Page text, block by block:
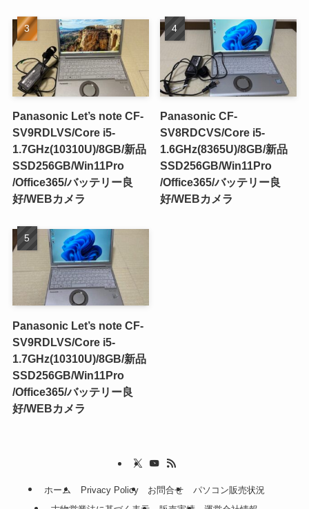
Panasonic Let’s note CF-
SV9RDLVS/Core i5-
1.7GHz(10310U)/8GB/新品
SSD256GB/Win11Pro
/Office365/バッテリー良
好/WEBカメラ
Panasonic CF-
SV8RDCVS/Core i5-
1.6GHz(8365U)/8GB/新品
SSD256GB/Win11Pro
/Office365/バッテリー良
好/WEBカメラ
Panasonic Let’s note CF-
SV9RDLVS/Core i5-
1.7GHz(10310U)/8GB/新品
SSD256GB/Win11Pro
/Office365/バッテリー良
好/WEBカメラ
ホーム Privacy Policy お問合せ
パソコン販売状況